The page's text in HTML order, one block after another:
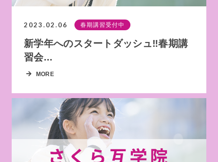
2023.02.06 春期講習受付中
新学年へのスタートダッシュ‼春期講
習会...
MORE